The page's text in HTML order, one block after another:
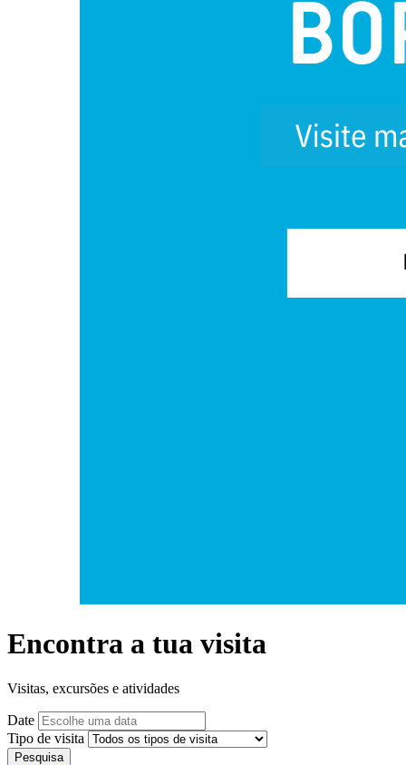
Encontra a tua visita
Visitas, excursões e atividades
Date
Tipo de visita
Pesquisa